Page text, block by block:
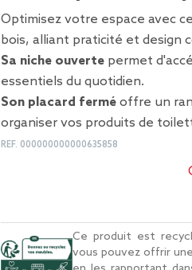
Optimisez votre espace avec
bois, alliant praticité et design
Sa niche ouverte permet
essentiels du quotidien.
Son placard fermé offre un
organiser vos produits de
REF. 000000000000635858
Ce produit est
vous pouvez offrir